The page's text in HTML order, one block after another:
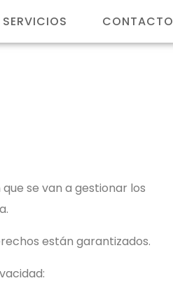
SERVICIOS CONTACTO
se van a gestionar los
están garantizados.